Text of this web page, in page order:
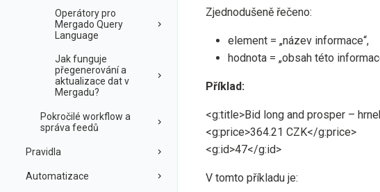
Operátory pro
Mergado Query
Language
Jak funguje
přegenerování a
aktualizace dat v
Mergadu?
Pokročilé workflow a
správa feedů
Pravidla
Automatizace
Zjednodušeně řečeno:
element = „název informace“,
hodnota = „obsah této
Příklad:
<g:title>Bid long and prosper –
<g:price>364.21 CZK</g:price>
<g:id>47</g:id>
V tomto příkladu je: